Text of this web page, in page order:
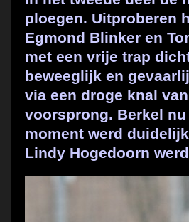
ploegen. Uitproberen
Egmond Blinker en
met een vrije trap
beweeglijk en
via een droge knal
voorsprong. Berkel
moment werd
Lindy Hogedoorn